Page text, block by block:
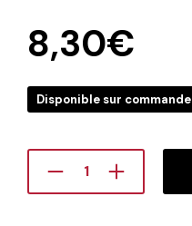
8,30€
Disponible sur commande